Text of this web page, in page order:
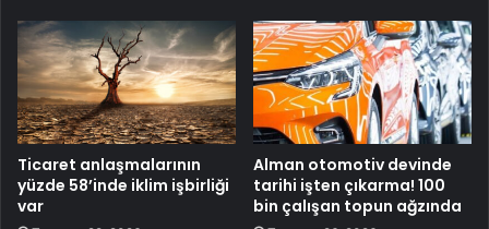
Ticaret anlaşmalarının
yüzde 58’inde iklim işbirliği
var
Alman otomotiv devinde
tarihi işten çıkarma! 100
bin çalışan topun ağzında